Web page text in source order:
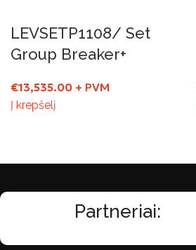
LEVSETP1108/ Set
Group Breaker+
€13,535.00 + PVM
Į krepšelį
Partneriai: